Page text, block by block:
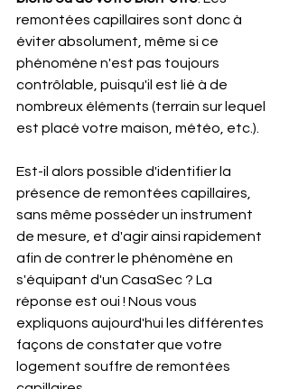
remontées capillaires sont donc à
éviter absolument, même si ce
phénomène n'est pas toujours
contrôlable, puisqu'il est lié à de
nombreux éléments (terrain sur lequel
est placé votre maison, météo, etc.).
Est-il alors possible d'identifier la
présence de remontées capillaires,
sans même posséder un instrument
de mesure, et d'agir ainsi rapidement
afin de contrer le phénomène en
s'équipant d'un CasaSec ? La
réponse est oui ! Nous vous
expliquons aujourd'hui les différentes
façons de constater que votre
logement souffre de remontées